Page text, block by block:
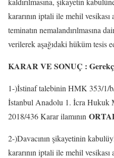
kararının iptali ile mehil
teminatın nemalandırılmasına
verilerek aşağıdaki hüküm tesis
KARAR VE SONUÇ :
1-)İstinaf talebinin HMK 353/1/
İstanbul Anadolu 1. İcra Hukuk
2018/436 Karar ilamının
2-)Davacının şikayetinin
kararının iptali ile mehil